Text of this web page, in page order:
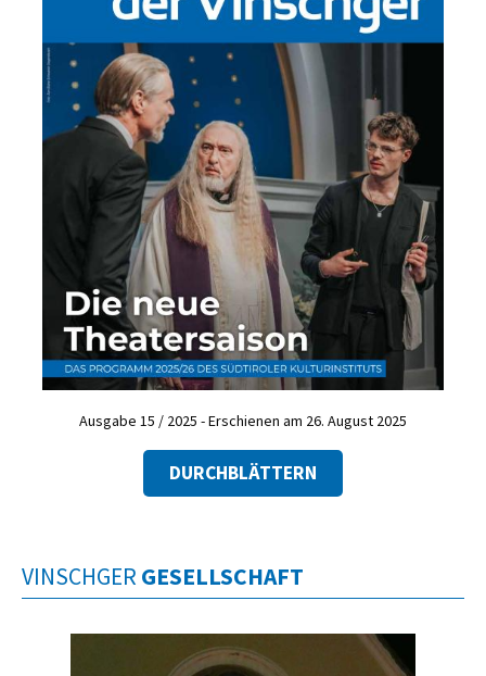
Ausgabe 15 / 2025 - Erschienen am 26. August 2025
DURCHBLÄTTERN
VINSCHGER GESELLSCHAFT